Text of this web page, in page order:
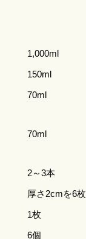
1,000ml
150ml
70ml
70ml
2～3本
厚さ2cmを6枚
1枚
6個